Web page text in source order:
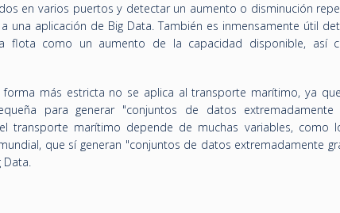
en varios puertos y detectar un aumento o disminución
una aplicación de Big Data. También es inmensamente útil
flota como un aumento de la capacidad disponible, así
forma más estricta no se aplica al transporte marítimo, ya
para generar "conjuntos de datos extremadamente
transporte marítimo depende de muchas variables, como
que sí generan "conjuntos de datos extremadamente
Data.